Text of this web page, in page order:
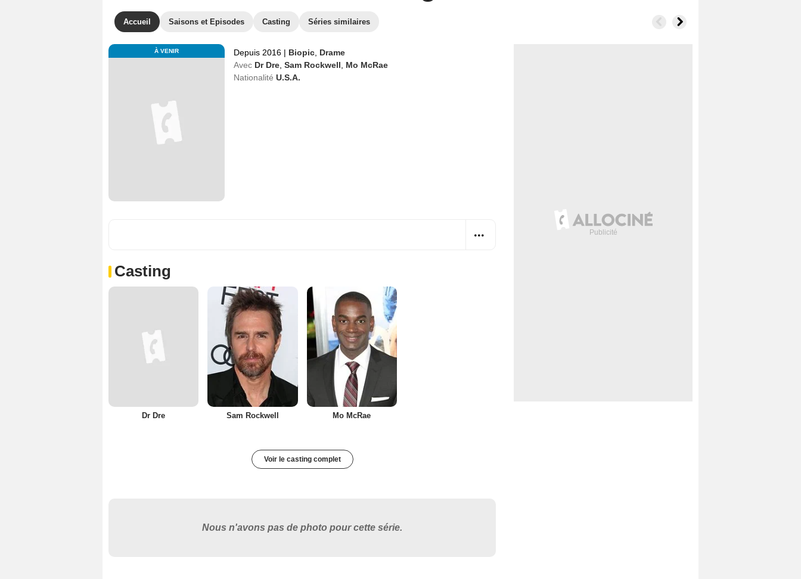
Accueil Saisons et Episodes Casting Séries similaires
À VENIR Depuis 2016 | Biopic Drame
Avec Dr Dre Sam Rockwell
Mo McRae
Nationalité U.S.A.
Casting
Dr Dre Sam Rockwell Mo McRae
Voir le casting complet
Nous n'avons pas de photo pour cette série.